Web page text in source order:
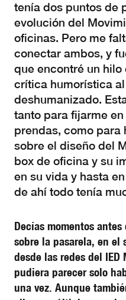
tenía dos puntos de
evolución del
oficinas. Pero me
conectar ambos, y
que encontré un
crítica humorística
deshumanizado.
tanto para fijarme
prendas, como para
sobre el diseño del
box de oficina y su
en su vida y hasta
de ahí todo tenía
Decías momentos
sobre la pasarela, en
desde las redes del
pudiera parecer solo
una vez. Aunque